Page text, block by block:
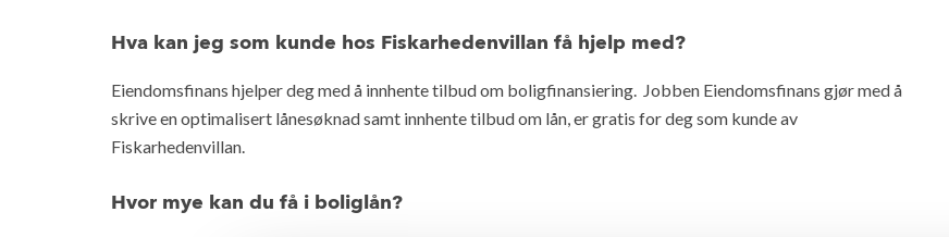
Hva kan jeg som kunde hos Fiskarhedenvillan få hjelp med?
Eiendomsfinans hjelper deg med å innhente tilbud om boligfinansiering. Jobben Eiendomsfinans gjør med å
skrive en optimalisert lånesøknad samt innhente tilbud om lån, er gratis for deg som kunde av
Fiskarhedenvillan.
Hvor mye kan du få i boliglån?